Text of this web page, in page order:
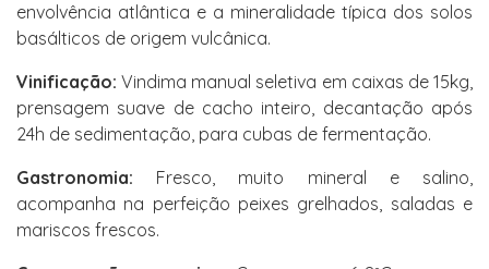
envolvência atlântica e a mineralidade típica dos solos
basálticos de origem vulcânica.
Vinificação: Vindima manual seletiva em caixas de 15kg,
prensagem suave de cacho inteiro, decantação após
24h de sedimentação, para cubas de fermentação.
Gastronomia: Fresco, muito mineral e salino,
acompanha na perfeição peixes grelhados, saladas e
mariscos frescos.